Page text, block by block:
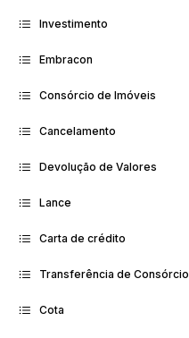
Investimento
Embracon
Consórcio de Imóveis
Cancelamento
Devolução de Valores
Lance
Carta de crédito
Transferência de Consórcio
Cota